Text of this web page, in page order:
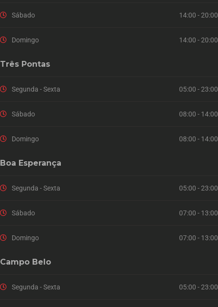
Sábado 14:00 - 20:00
Domingo 14:00 - 20:00
Três Pontas
Segunda - Sexta 05:00 - 23:00
Sábado 08:00 - 14:00
Domingo 08:00 - 14:00
Boa Esperança
Segunda - Sexta 05:00 - 23:00
Sábado 07:00 - 13:00
Domingo 07:00 - 13:00
Campo Belo
Segunda - Sexta 05:00 - 23:00